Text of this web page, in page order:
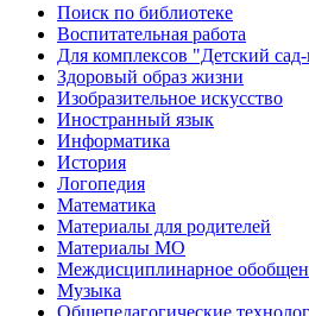
Поиск по библиотеке
Воспитательная работа
Для комплексов "Детский
Здоровый образ жизни
Изобразительное искусство
Иностранный язык
Информатика
История
Логопедия
Математика
Материалы для родителей
Материалы МО
Междисциплинарное
Музыка
Общепедагогические